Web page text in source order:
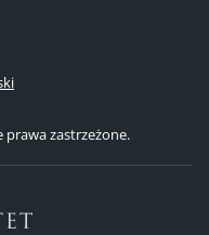
prawa zastrzeżone.